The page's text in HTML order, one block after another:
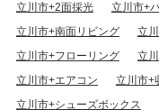
立川市+2面採光
立川市+
立川市+南面リビング
立
立川市+フローリング
立
立川市+エアコン
立川市+
立川市+シューズボックス